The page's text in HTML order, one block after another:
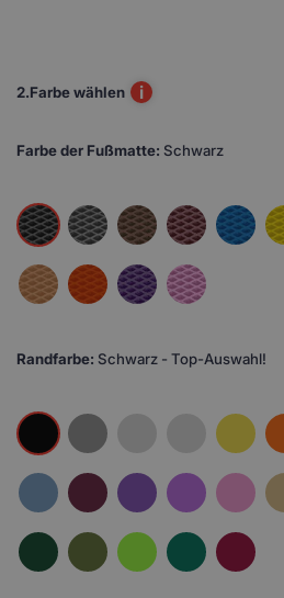
2.Farbe wählen i
Farbe der Fußmatte: Schwarz
Randfarbe: Schwarz - Top-Auswahl!